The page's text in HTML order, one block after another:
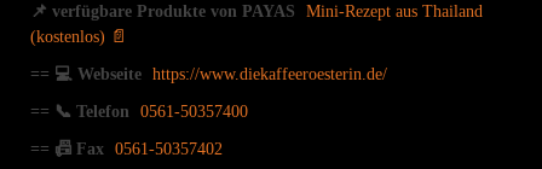
📌 verfügbare Produkte von PAYAS
Mini-Rezept aus Thailand
(kostenlos) 📄
== 💻 Webseite https://www.diekaffeeroesterin.de/
== 📞 Telefon
0561-50357400
== 📠 Fax
0561-50357402